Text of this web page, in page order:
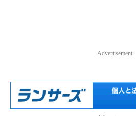
Advertisement